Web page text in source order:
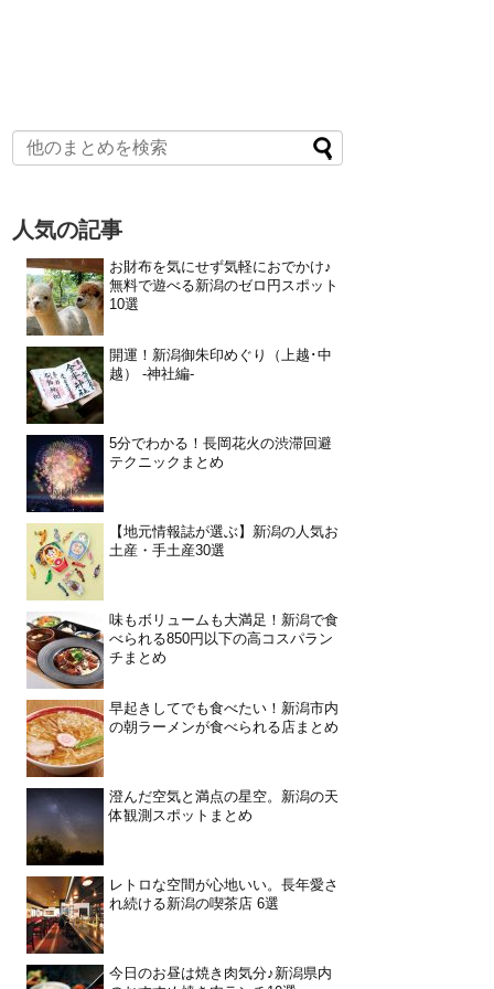
人気の記事
お財布を気にせず気軽におでかけ♪
無料で遊べる新潟のゼロ円スポット
10選
開運！新潟御朱印めぐり（上越･中
越） -神社編-
5分でわかる！長岡花火の渋滞回避
テクニックまとめ
【地元情報誌が選ぶ】新潟の人気お
土産・手土産30選
味もボリュームも大満足！新潟で食
べられる850円以下の高コスパラン
チまとめ
早起きしてでも食べたい！新潟市内
の朝ラーメンが食べられる店まとめ
澄んだ空気と満点の星空。新潟の天
体観測スポットまとめ
レトロな空間が心地いい。長年愛さ
れ続ける新潟の喫茶店 6選
今日のお昼は焼き肉気分♪新潟県内